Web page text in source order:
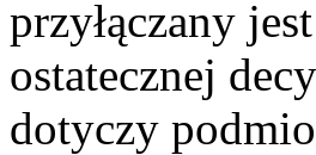
przyłączany
ostatecznej
dotyczy